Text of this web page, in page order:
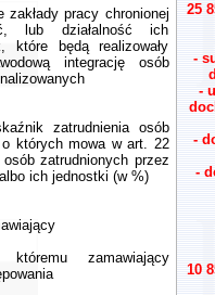
zakłady pracy chronionej
lub działalność ich
które będą realizowały
integrację osób
zatrudnienia osób
których mowa w art. 22
zatrudnionych przez
ich jednostki (w %)
któremu zamawiający
25
-
-
-
-
10